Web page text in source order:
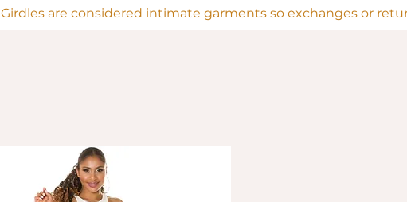
Girdles are considered intimate garments so exchanges or